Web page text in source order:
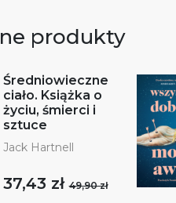
produkty
Średniowieczne
ciało. Książka o
życiu, śmierci i
sztuce
Jack Hartnell
37,43 zł49,90 zł